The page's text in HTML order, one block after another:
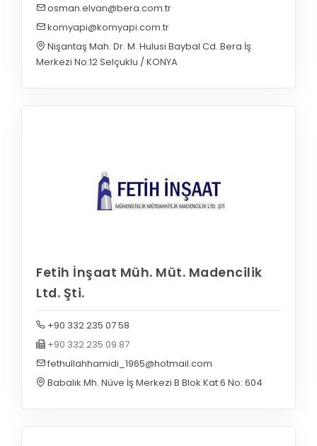
osman.elvan@bera.com.tr
komyapi@komyapi.com.tr
Nişantaş Mah. Dr. M. Hulusi Baybal Cd. Bera İş
Merkezi No:12 Selçuklu / KONYA
Fetih İnşaat Müh. Müt. Madencilik
Ltd. Şti.
+90 332 235 07 58
+90 332 235 09 87
fethullahhamidi_1965@hotmail.com
Babalık Mh. Nüve İş Merkezi B Blok Kat:6 No: 604